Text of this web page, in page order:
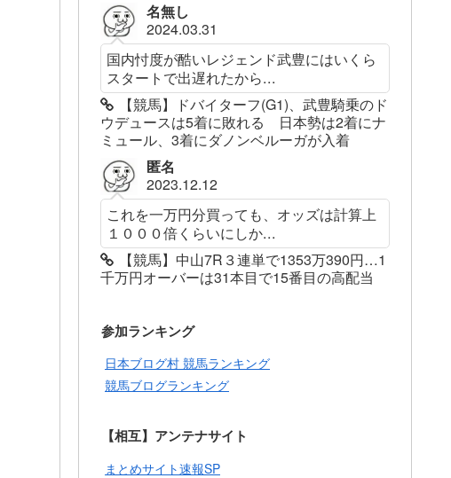
名無し
2024.03.31
国内忖度が酷いレジェンド武豊にはいくら
スタートで出遅れたから...
【競馬】ドバイターフ(G1)、武豊騎乗のド
ウデュースは5着に敗れる 日本勢は2着にナ
ミュール、3着にダノンベルーガが入着
匿名
2023.12.12
これを一万円分買っても、オッズは計算上
１０００倍くらいにしか...
【競馬】中山7R３連単で1353万390円…1
千万円オーバーは31本目で15番目の高配当
参加ランキング
日本ブログ村 競馬ランキング
競馬ブログランキング
【相互】アンテナサイト
まとめサイト速報SP